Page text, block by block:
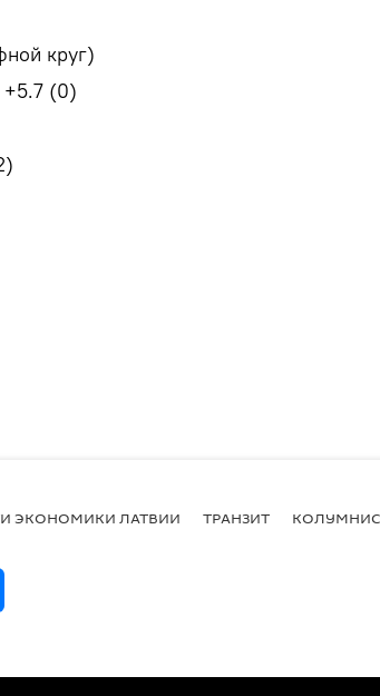
круг)
+5.7 (0)
ЭКОНОМИКИ ЛАТВИИ ТРАНЗИТ